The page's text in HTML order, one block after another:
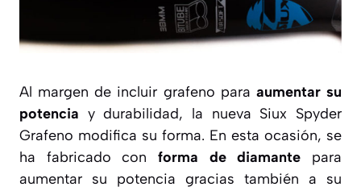
Al margen de incluir grafeno para aumentar su
potencia y durabilidad, la nueva Siux Spyder
Grafeno modifica su forma. En esta ocasión, se
ha fabricado con forma de diamante para
aumentar su potencia gracias también a su